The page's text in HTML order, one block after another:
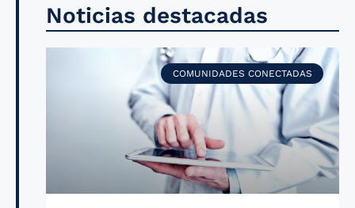
Noticias destacadas
COMUNIDADES CONECTADAS